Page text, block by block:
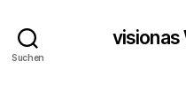
Suchen
visionas